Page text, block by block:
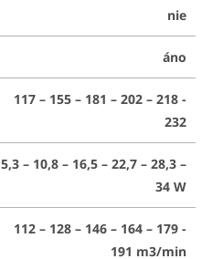
nie
áno
117 – 155 – 181 – 202 – 218 -
232
5,3 – 10,8 – 16,5 – 22,7 – 28,3 –
34 W
112 – 128 – 146 – 164 – 179 -
191 m3/min